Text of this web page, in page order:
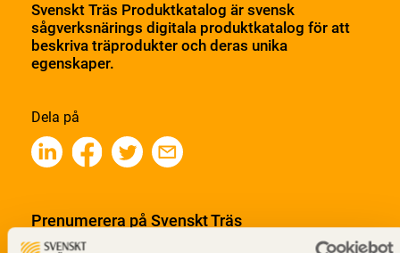
Svenskt Träs Produktkatalog är svensk
sågverksnärings digitala produktkatalog för att
beskriva träprodukter och deras unika
egenskaper.
Dela på
Prenumerera på Svenskt Träs
informationsutskick!